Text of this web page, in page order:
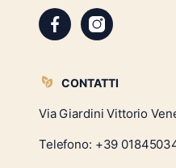
CONTATTI
Via Giardini Vittorio
Telefono: +39